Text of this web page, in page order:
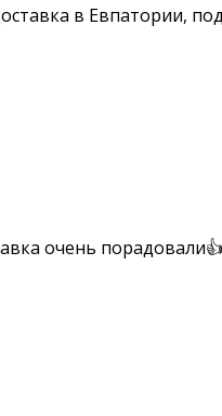
в Евпатории,
очень